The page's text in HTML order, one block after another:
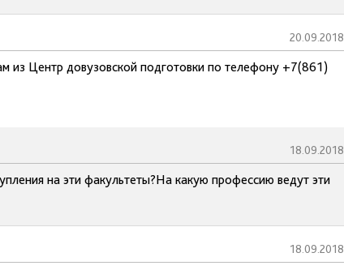
20.09.2018
из Центр довузовской подготовки по телефону +7(861)
18.09.2018
на эти факультеты?На какую профессию ведут эти
18.09.2018